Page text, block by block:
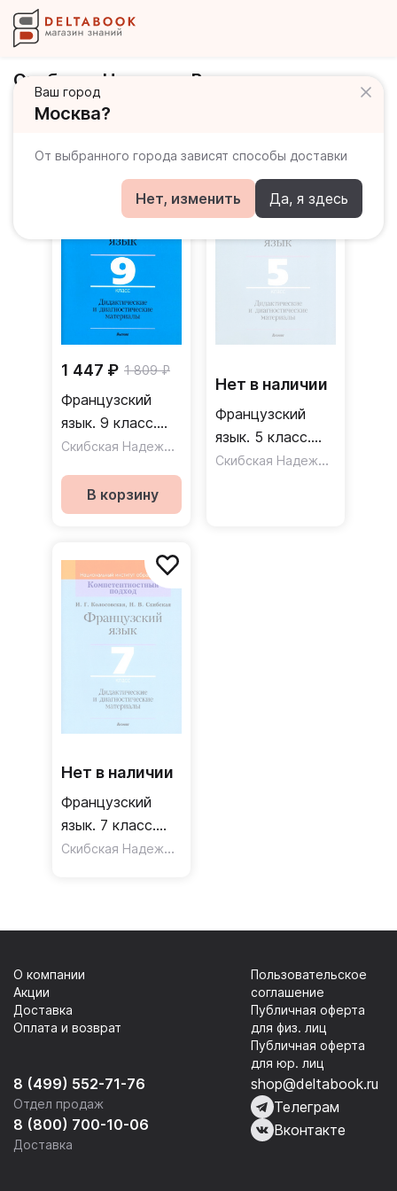
Ваш город
Москва?
От выбранного города зависят способы доставки
Нет, изменить Да, я здесь
Скибская Надежда Владимировна
Книги автора
1 447 ₽ 1 809 ₽
Французский
язык. 9 класс.
Дидактические и
материалы /
Пособие для
Скибская Надежда Владимировна ,Колосовская
В корзину
Нет в наличии
Французский
язык. 5 класс.
Дидактические и
Скибская Надежда Владимировна
Нет в наличии
Французский
язык. 7 класс.
Дидактические и
Скибская Надежда Владимировна
8 (499) 552-71-76
Отдел продаж
8 (800) 700-10-06
Доставка
О компании
Акции
Доставка
Оплата и возврат
Пользовательское
соглашение
Публичная оферта
для физ. лиц
Публичная оферта
для юр. лиц
shop@deltabook.ru
Телеграм
Вконтакте